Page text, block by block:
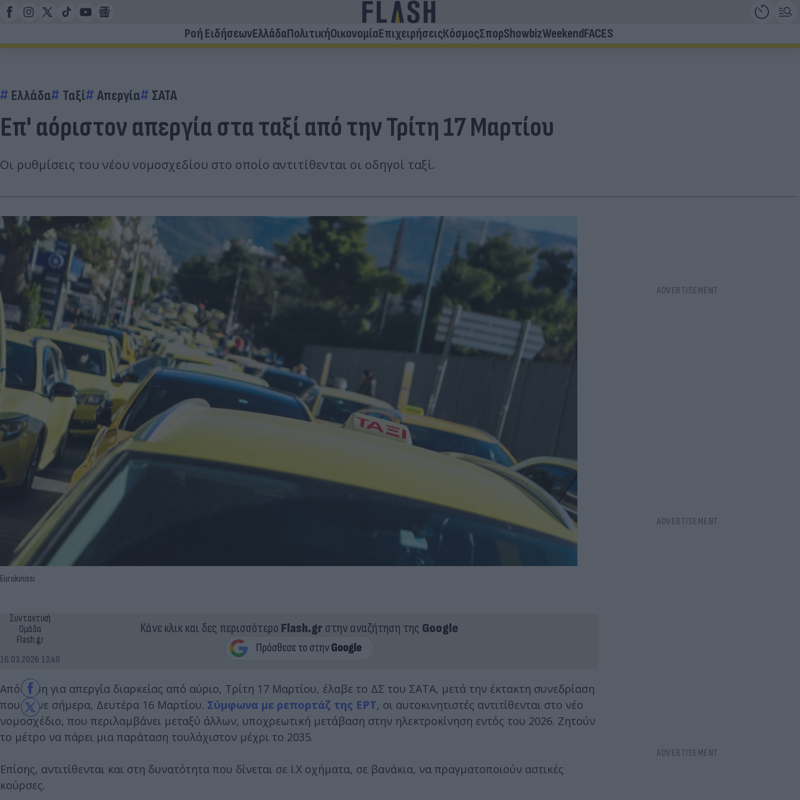
Ροή ΕιδήσεωνΕλλάδαΠολιτικήΟικονομίαΕπιχειρήσειςΚόσμοςΣπορShowbizWeekendFACES
Ελλάδα Ταξί Απεργία ΣΑΤΑ
Επ' αόριστον απεργία στα ταξί από την Τρίτη 17 Μαρτίου
Οι ρυθμίσεις του νέου νομοσχεδίου στο οποίο αντιτίθενται οι οδηγοί ταξί.
Eurokinissi
Συντακτική
Ομάδα
Flash.gr
16.03.2026 13:40
Κάνε κλικ και δες περισσότερο Flash.grστην αναζήτηση της Google
Απόφαση για απεργία διαρκείας από αύριο, Τρίτη 17 Μαρτίου, έλαβε το ΔΣ του ΣΑΤΑ, μετά την έκτακτη συνεδρίαση
που έγινε σήμερα, Δευτέρα 16 Μαρτίου. Σύμφωνα με ρεπορτάζ της ΕΡΤ, οι αυτοκινητιστές αντιτίθενται στο νέο
νομοσχέδιο, που περιλαμβάνει μεταξύ άλλων, υποχρεωτική μετάβαση στην ηλεκτροκίνηση εντός του 2026. Ζητούν
το μέτρο να πάρει μια παράταση τουλάχιστον μέχρι το 2035.
Επίσης, αντιτίθενται και στη δυνατότητα που δίνεται σε Ι.Χ οχήματα, σε βανάκια, να πραγματοποιούν αστικές
κούρσες.